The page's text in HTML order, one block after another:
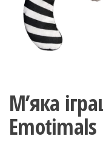
М’яка
Emotimals